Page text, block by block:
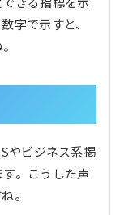
字で示すと、
やビジネス系掲
。こうした声
。